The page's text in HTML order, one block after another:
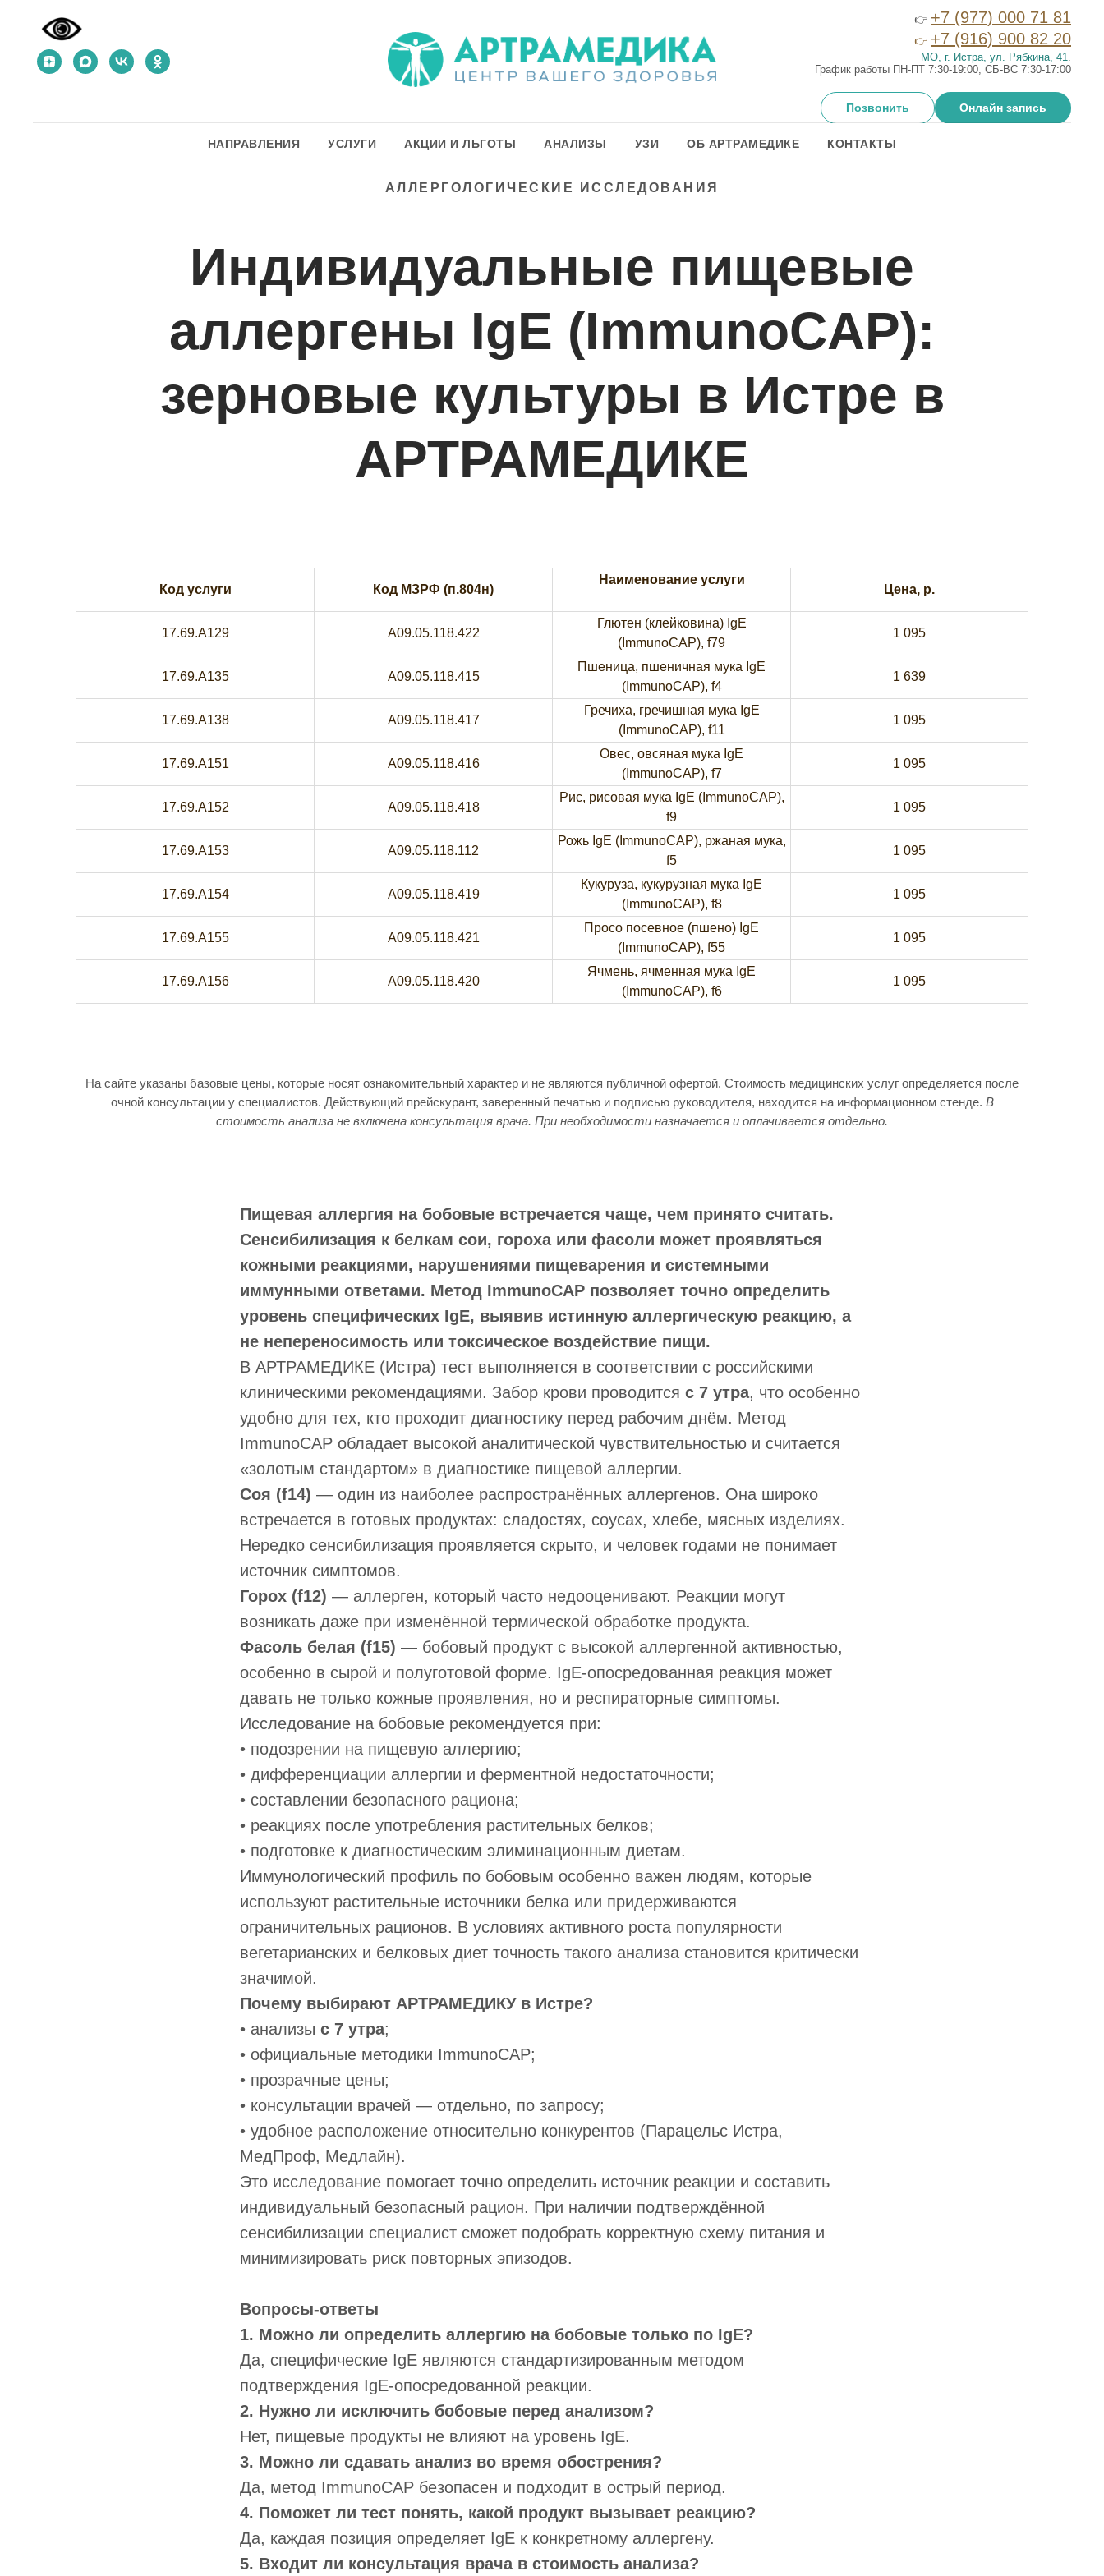
👉 +7 (977) 000 71 81
👉 +7 (916) 900 82 20
МО, г. Истра, ул. Рябкина, 41.
График работы ПН-ПТ 7:30-19:00, СБ-ВС 7:30-17:00
Позвонить Онлайн запись
НАПРАВЛЕНИЯ УСЛУГИ АКЦИИ И ЛЬГОТЫ АНАЛИЗЫ УЗИ ОБ АРТРАМЕДИКЕ КОНТАКТЫ
АЛЛЕРГОЛОГИЧЕСКИЕ ИССЛЕДОВАНИЯ
Индивидуальные пищевые
аллергены IgE (ImmunoCAP):
зерновые культуры в Истре в
АРТРАМЕДИКЕ
Код услуги Код МЗРФ (п.804н)
Наименование услуги
Цена, р.
17.69.A129 A09.05.118.422
Глютен (клейковина) IgE
(ImmunoCAP), f79
1 095
17.69.A135 A09.05.118.415
Пшеница, пшеничная мука IgE
(ImmunoCAP), f4
1 639
17.69.A138 A09.05.118.417
Гречиха, гречишная мука IgE
(ImmunoCAP), f11
1 095
17.69.A151 A09.05.118.416
Овес, овсяная мука IgE
(ImmunoCAP), f7
1 095
17.69.A152 A09.05.118.418
Рис, рисовая мука IgE (ImmunoCAP),
f9
1 095
17.69.A153 A09.05.118.112
Рожь IgE (ImmunoCAP), ржаная мука,
f5
1 095
17.69.A154 A09.05.118.419
Кукуруза, кукурузная мука IgE
(ImmunoCAP), f8
1 095
17.69.A155 A09.05.118.421
Просо посевное (пшено) IgE
(ImmunoCAP), f55
1 095
17.69.A156 A09.05.118.420
Ячмень, ячменная мука IgE
(ImmunoCAP), f6
1 095
На сайте указаны базовые цены, которые носят ознакомительный характер и не являются публичной офертой. Стоимость медицинских услуг определяется после
очной консультации у специалистов. Действующий прейскурант, заверенный печатью и подписью руководителя, находится на информационном стенде. В
стоимость анализа не включена консультация врача. При необходимости назначается и оплачивается отдельно.
Пищевая аллергия на бобовые встречается чаще, чем принято считать.
Сенсибилизация к белкам сои, гороха или фасоли может проявляться
кожными реакциями, нарушениями пищеварения и системными
иммунными ответами. Метод ImmunoCAP позволяет точно определить
уровень специфических IgE, выявив истинную аллергическую реакцию, а
не непереносимость или токсическое воздействие пищи.
В АРТРАМЕДИКЕ (Истра) тест выполняется в соответствии с российскими
клиническими рекомендациями. Забор крови проводится с 7 утра, что особенно
удобно для тех, кто проходит диагностику перед рабочим днём. Метод
ImmunoCAP обладает высокой аналитической чувствительностью и считается
«золотым стандартом» в диагностике пищевой аллергии.
Соя (f14) — один из наиболее распространённых аллергенов. Она широко
встречается в готовых продуктах: сладостях, соусах, хлебе, мясных изделиях.
Нередко сенсибилизация проявляется скрыто, и человек годами не понимает
источник симптомов.
Горох (f12) — аллерген, который часто недооценивают. Реакции могут
возникать даже при изменённой термической обработке продукта.
Фасоль белая (f15) — бобовый продукт с высокой аллергенной активностью,
особенно в сырой и полуготовой форме. IgE-опосредованная реакция может
давать не только кожные проявления, но и респираторные симптомы.
Исследование на бобовые рекомендуется при:
• подозрении на пищевую аллергию;
• дифференциации аллергии и ферментной недостаточности;
• составлении безопасного рациона;
• реакциях после употребления растительных белков;
• подготовке к диагностическим элиминационным диетам.
Иммунологический профиль по бобовым особенно важен людям, которые
используют растительные источники белка или придерживаются
ограничительных рационов. В условиях активного роста популярности
вегетарианских и белковых диет точность такого анализа становится критически
значимой.
Почему выбирают АРТРАМЕДИКУ в Истре?
• анализы с 7 утра;
• официальные методики ImmunoCAP;
• прозрачные цены;
• консультации врачей — отдельно, по запросу;
• удобное расположение относительно конкурентов (Парацельс Истра,
МедПроф, Медлайн).
Это исследование помогает точно определить источник реакции и составить
индивидуальный безопасный рацион. При наличии подтверждённой
сенсибилизации специалист сможет подобрать корректную схему питания и
минимизировать риск повторных эпизодов.
Вопросы-ответы
1. Можно ли определить аллергию на бобовые только по IgE?
Да, специфические IgE являются стандартизированным методом
подтверждения IgE-опосредованной реакции.
2. Нужно ли исключить бобовые перед анализом?
Нет, пищевые продукты не влияют на уровень IgE.
3. Можно ли сдавать анализ во время обострения?
Да, метод ImmunoCAP безопасен и подходит в острый период.
4. Поможет ли тест понять, какой продукт вызывает реакцию?
Да, каждая позиция определяет IgE к конкретному аллергену.
5. Входит ли консультация врача в стоимость анализа?